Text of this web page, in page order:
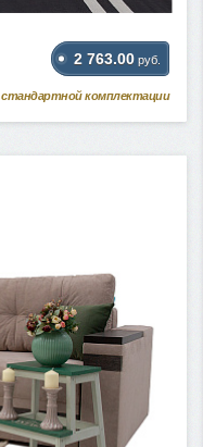
2 763.00 руб.
стандартной комплектации